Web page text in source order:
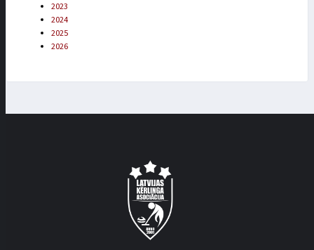
2023
2024
2025
2026